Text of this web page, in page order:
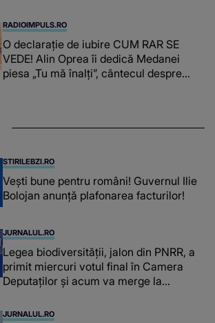
DE ANCHETATORI a șocat localnicii
RADIOIMPULS.RO
O declarație de iubire CUM RAR SE
VEDE! Alin Oprea îi dedică Medanei
piesa „Tu mă înalți”, cântecul despre
din mine și-a regăsit pacea"
STIRILEBZI.RO
Vești bune pentru români! Guvernul Ilie
Bolojan anunță plafonarea facturilor!
JURNALUL.RO
Legea biodiversității, jalon din PNRR, a
primit miercuri votul final în Camera
Deputaților și acum va merge la
JURNALUL.RO